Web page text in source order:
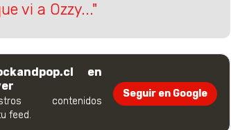
vi a Ozzy..."
en
contenidos
feed.
Seguir en Google